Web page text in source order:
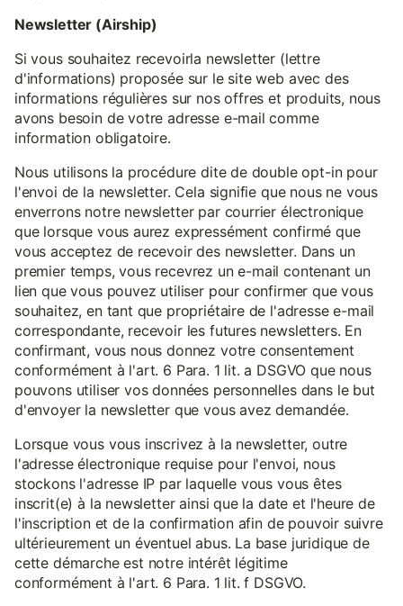
Newsletter (Airship)
Si vous souhaitez recevoirla newsletter (lettre
d'informations) proposée sur le site web avec des
informations régulières sur nos offres et produits, nous
avons besoin de votre adresse e-mail comme
information obligatoire.
Nous utilisons la procédure dite de double opt-in pour
l'envoi de la newsletter. Cela signifie que nous ne vous
enverrons notre newsletter par courrier électronique
que lorsque vous aurez expressément confirmé que
vous acceptez de recevoir des newsletter. Dans un
premier temps, vous recevrez un e-mail contenant un
lien que vous pouvez utiliser pour confirmer que vous
souhaitez, en tant que propriétaire de l'adresse e-mail
correspondante, recevoir les futures newsletters. En
confirmant, vous nous donnez votre consentement
conformément à l'art. 6 Para. 1 lit. a DSGVO que nous
pouvons utiliser vos données personnelles dans le but
d'envoyer la newsletter que vous avez demandée.
Lorsque vous vous inscrivez à la newsletter, outre
l'adresse électronique requise pour l'envoi, nous
stockons l'adresse IP par laquelle vous vous êtes
inscrit(e) à la newsletter ainsi que la date et l'heure de
l'inscription et de la confirmation afin de pouvoir suivre
ultérieurement un éventuel abus. La base juridique de
cette démarche est notre intérêt légitime
conformément à l'art. 6 Para. 1 lit. f DSGVO.